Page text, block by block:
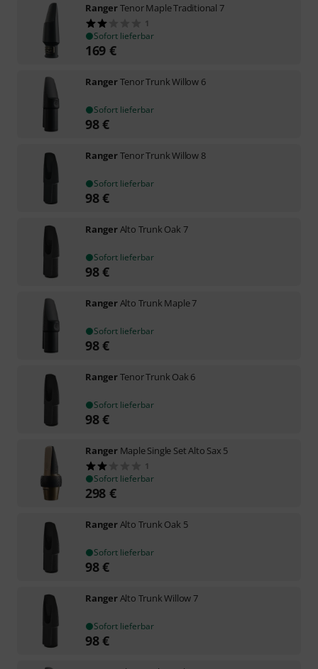
RangerTenor Maple Traditional 7
1
Sofort lieferbar
169 €
RangerTenor Trunk Willow 6
Sofort lieferbar
98€
RangerTenor Trunk Willow 8
Sofort lieferbar
98€
RangerAlto Trunk Oak 7
Sofort lieferbar
98€
RangerAlto Trunk Maple 7
Sofort lieferbar
98€
RangerTenor Trunk Oak 6
Sofort lieferbar
98€
Ranger Maple Single Set Alto Sax 5
1
Sofort lieferbar
298 €
RangerAlto Trunk Oak 5
Sofort lieferbar
98€
RangerAlto Trunk Willow 7
Sofort lieferbar
98€